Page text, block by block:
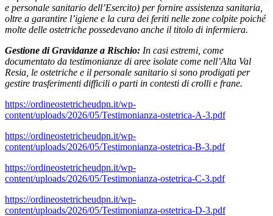
e personale sanitario dell’Esercito) per fornire assistenza sanitaria,
oltre a garantire l’igiene e la cura dei feriti nelle zone colpite poiché
molte delle ostetriche possedevano anche il titolo di infermiera.
Gestione di Gravidanze a Rischio: In casi estremi, come
documentato da testimonianze di aree isolate come nell’Alta Val
Resia, le ostetriche e il personale sanitario si sono prodigati per
gestire trasferimenti difficili o parti in contesti di crolli e frane.
https://ordineostetricheudpn.it/wp-
content/uploads/2026/05/Testimonianza-ostetrica-A-3.pdf
https://ordineostetricheudpn.it/wp-
content/uploads/2026/05/Testimonianza-ostetrica-B-3.pdf
https://ordineostetricheudpn.it/wp-
content/uploads/2026/05/Testimonianza-ostetrica-C-3.pdf
https://ordineostetricheudpn.it/wp-
content/uploads/2026/05/Testimonianza-ostetrica-D-3.pdf